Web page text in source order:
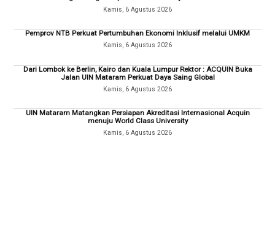
Kamis, 6 Agustus 2026
Pemprov NTB Perkuat Pertumbuhan Ekonomi Inklusif melalui UMKM
Kamis, 6 Agustus 2026
Dari Lombok ke Berlin, Kairo dan Kuala Lumpur Rektor : ACQUIN Buka
Jalan UIN Mataram Perkuat Daya Saing Global
Kamis, 6 Agustus 2026
UIN Mataram Matangkan Persiapan Akreditasi Internasional Acquin
menuju World Class University
Kamis, 6 Agustus 2026